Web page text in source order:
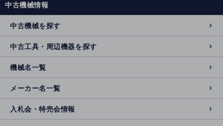
中古機械情報
中古機械を探す
中古工具・周辺機器を探す
機械名一覧
メーカー名一覧
入札会・特売会情報